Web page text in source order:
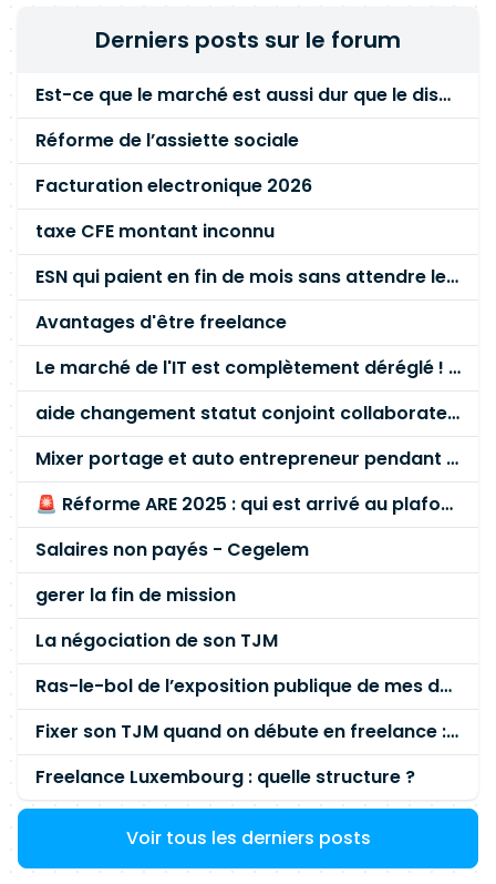
Derniers posts sur le forum
Est-ce que le marché est aussi dur que le disent les commerciaux ?
Réforme de l’assiette sociale
Facturation electronique 2026
taxe CFE montant inconnu
ESN qui paient en fin de mois sans attendre le paiement client ?
Avantages d'être freelance
Le marché de l'IT est complètement déréglé ! STOP à cette mascarade ! Il faut s'unir et résister !
aide changement statut conjoint collaborateur
Mixer portage et auto entrepreneur pendant des années - quel risque ?
🚨 Réforme ARE 2025 : qui est arrivé au plafond des 60 % en gardant son entreprise ?
Salaires non payés - Cegelem
gerer la fin de mission
La négociation de son TJM
Ras-le-bol de l’exposition publique de mes données personnelles liées à mon entreprise
Fixer son TJM quand on débute en freelance : la méthode mathématique (et pas au feeling) 🛑
Freelance Luxembourg : quelle structure ?
Voir tous les derniers posts